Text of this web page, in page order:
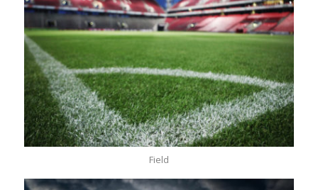
Field